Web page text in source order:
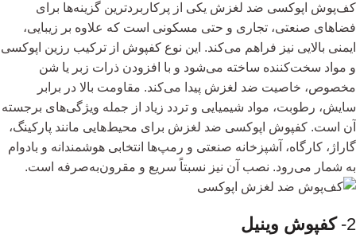
کف‌پوش اپوکسی ضد لغزش یکی از پرکاربردترین گزینه‌ها برای
فضاهای صنعتی، تجاری و حتی مسکونی است که علاوه‌ بر زیبایی،
ایمنی بالایی نیز فراهم می‌کند. این نوع کفپوش از ترکیب رزین اپوکسی
و مواد سخت‌کننده ساخته می‌شود و با افزودن ذرات زبر یا شن‌
مخصوص، خاصیت ضد لغزش پیدا می‌کند. مقاومت بالا در برابر
سایش، رطوبت، مواد شیمیایی و تردد زیاد از جمله ویژگی‌های برجسته
آن است. کفپوش اپوکسی ضد لغزش برای محیط‌هایی مانند پارکینگ،
گاراژ، کارگاه، آشپزخانه صنعتی و رمپ‌ها انتخابی هوشمندانه و بادوام
به شمار می‌رود. نصب آن نیز نسبتاً سریع و مقرون‌به‌صرفه است.
2- کفپوش وینیل